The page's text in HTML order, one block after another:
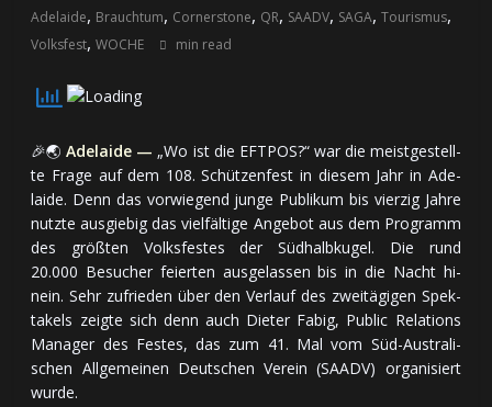
Adelaide, Brauchtum, Cornerstone, QR, SAADV, SAGA,Tourismus,
Volksfest,WOCHE min read
🎉🌏Adelaide — „Wo ist die EFTPOS?“ war die meist­ge­stell­
te Fra­ge auf dem 108. Schüt­zen­fest in die­sem Jahr in Ade­
laide. Denn das vor­wie­gend jun­ge Pub­li­kum bis vier­zig Jah­re
nutz­te aus­gie­big das viel­fäl­ti­ge An­ge­bot aus dem Pro­gramm
des größ­ten Volks­fes­tes der Süd­halb­ku­gel. Die rund
20.000 Be­su­cher feier­ten aus­ge­las­sen bis in die Nacht hi­
nein. Sehr zu­frie­den über den Ver­lauf des zwei­tä­gi­gen Spek­
ta­kels zeig­te sich denn auch Dieter Fabig, Public Re­la­tions
Ma­na­ger des Fes­tes, das zum 41. Mal vom Süd-Aus­tra­li­
schen All­ge­mei­nen Deut­schen Ver­ein (SAADV) or­ga­ni­siert
wur­de.